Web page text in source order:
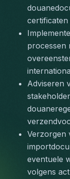
processen
Adviseren
Verzorgen
eventuele
volgens